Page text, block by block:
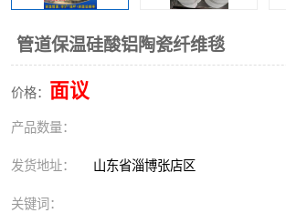
管道保温硅酸铝陶瓷纤维毯
价格： 面议
产品数量：
发货地址： 山东省淄博张店区
关键词：